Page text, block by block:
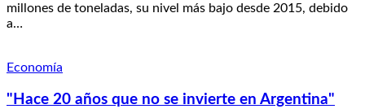
millones de toneladas, su nivel más bajo desde 2015, debido
a…
Economía
"Hace 20 años que no se invierte en Argentina"